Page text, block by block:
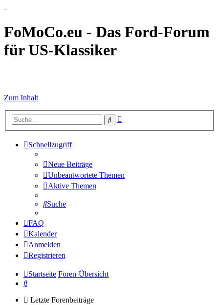
-
FoMoCo.eu - Das Ford-Forum
für US-Klassiker
Zum Inhalt
Suche
Schnellzugriff
Neue Beiträge
Unbeantwortete Themen
Aktive Themen
Suche
FAQ
Kalender
Anmelden
Registrieren
Startseite Foren-Übersicht
Suche
Letzte Forenbeiträge